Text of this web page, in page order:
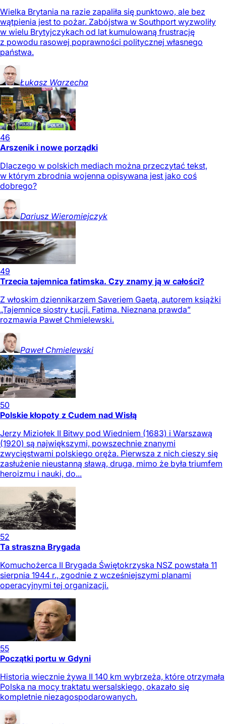
Wielka Brytania na razie zapaliła się punktowo, ale bez
wątpienia jest to pożar. Zabójstwa w Southport wyzwoliły
w wielu Brytyjczykach od lat kumulowaną frustrację
z powodu rasowej poprawności politycznej własnego
państwa.
Łukasz Warzecha
46
Arszenik i nowe porządki
Dlaczego w polskich mediach można przeczytać tekst,
w którym zbrodnia wojenna opisywana jest jako coś
dobrego?
Dariusz Wieromiejczyk
49
Trzecia tajemnica fatimska. Czy znamy ją w całości?
Z włoskim dziennikarzem Saveriem Gaetą, autorem książki
„Tajemnice siostry Łucji. Fatima. Nieznana prawda”
rozmawia Paweł Chmielewski.
Paweł Chmielewski
50
Polskie kłopoty z Cudem nad Wisłą
Jerzy Miziołek II Bitwy pod Wiedniem (1683) i Warszawą
(1920) są największymi, powszechnie znanymi
zwycięstwami polskiego oręża. Pierwsza z nich cieszy się
zasłużenie nieustanną sławą, druga, mimo że była triumfem
heroizmu i nauki, do...
52
Ta straszna Brygada
Komuchożerca II Brygada Świętokrzyska NSZ powstała 11
sierpnia 1944 r., zgodnie z wcześniejszymi planami
operacyjnymi tej organizacji.
55
Początki portu w Gdyni
Historia wiecznie żywa II 140 km wybrzeża, które otrzymała
Polska na mocy traktatu wersalskiego, okazało się
kompletnie niezagospodarowanych.